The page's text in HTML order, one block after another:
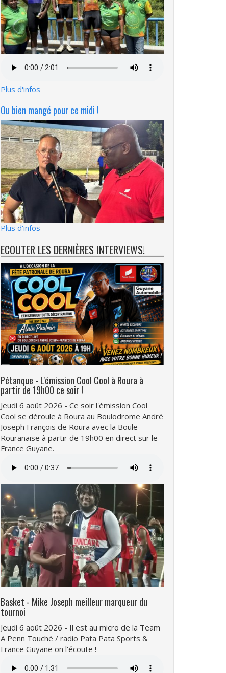
audio
Plus d'infos
Ou bien mangé pour ce midi !
Plus d'infos
ECOUTER LES DERNIÈRES INTERVIEWS!
Pétanque - L'émission Cool Cool à Roura à
partir de 19h00 ce soir !
Jeudi 6 août 2026 - Ce soir l'émission Cool
Cool se déroule à Roura au Boulodrome André
Joseph François de Roura avec la Boule
Rouranaise à partir de 19h00 en direct sur le
France Guyane.
audio
Basket - Mike Joseph meilleur marqueur du
tournoi
Jeudi 6 août 2026 - Il est au micro de la Team
A Penn Touché / radio Pata Pata Sports &
France Guyane on l'écoute !
audio